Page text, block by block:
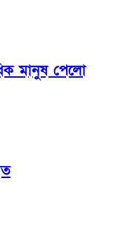
মানুষ পেলো